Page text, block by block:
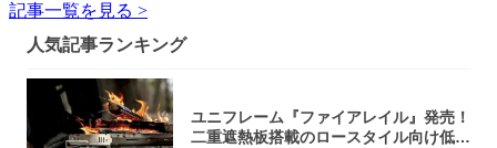
記事一覧を見る >
人気記事ランキング
ユニフレーム『ファイアレイル』発売！
二重遮熱板搭載のロースタイル向け低型